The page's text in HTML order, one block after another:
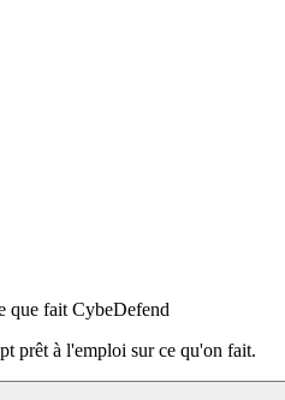
que fait CybeDefend
prêt à l'emploi sur ce qu'on fait.